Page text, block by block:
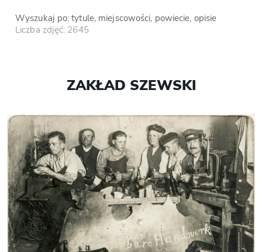
Wyszukaj po: tytule, miejscowości, powiecie, opisie
Liczba zdjęć: 2645
ZAKŁAD SZEWSKI